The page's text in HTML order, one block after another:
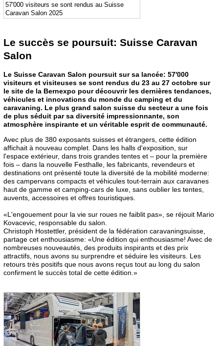
57'000 visiteurs se sont rendus au Suisse
Caravan Salon 2025
Le succès se poursuit: Suisse Caravan
Salon
Le Suisse Caravan Salon poursuit sur sa lancée: 57'000
visiteurs et visiteuses se sont rendus du 23 au 27 octobre sur
le site de la Bernexpo pour découvrir les dernières tendances,
véhicules et innovations du monde du camping et du
caravaning. Le plus grand salon suisse du secteur a une fois
de plus séduit par sa diversité impressionnante, son
atmosphère inspirante et un véritable esprit de communauté.
Avec plus de 380 exposants suisses et étrangers, cette édition
affichait à nouveau complet. Dans les halls d'exposition, sur
l'espace extérieur, dans trois grandes tentes et – pour la première
fois – dans la nouvelle Festhalle, les fabricants, revendeurs et
destinations ont présenté toute la diversité de la mobilité moderne:
des campervans compacts et véhicules tout-terrain aux caravanes
haut de gamme et camping-cars de luxe, sans oublier les tentes,
auvents, accessoires et offres touristiques.
«L'engouement pour la vie sur roues ne faiblit pas», se réjouit Mario
Kovacevic, responsable du salon.
Christoph Hostettler, président de la fédération caravaningsuisse,
partage cet enthousiasme: «Une édition qui enthousiasme! Avec de
nombreuses nouveautés, des produits inspirants et des prix
attractifs, nous avons su surprendre et séduire les visiteurs. Les
retours très positifs que nous avons reçus tout au long du salon
confirment le succès total de cette édition.»